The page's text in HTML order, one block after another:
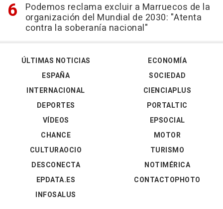
Podemos reclama excluir a Marruecos de la
organización del Mundial de 2030: "Atenta
contra la soberanía nacional"
ÚLTIMAS NOTICIAS
ESPAÑA
INTERNACIONAL
DEPORTES
VÍDEOS
ECONOMÍA
SOCIEDAD
CIENCIAPLUS
PORTALTIC
EPSOCIAL
CHANCE
CULTURAOCIO
DESCONECTA
EPDATA.ES
INFOSALUS
MOTOR
TURISMO
NOTIMÉRICA
CONTACTOPHOTO